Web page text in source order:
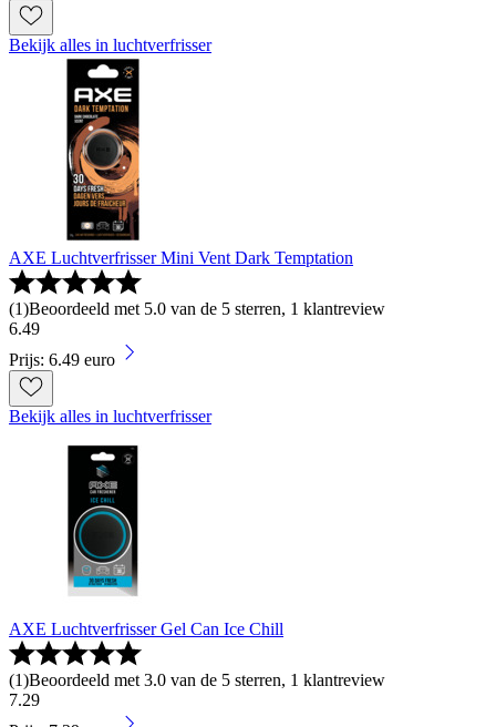
Bekijk alles in luchtverfrisser
AXE Luchtverfrisser Mini Vent Dark Temptation
(1)Beoordeeld met 5.0 van de 5 sterren, 1 klantreview
6.49
Prijs: 6.49 euro
Bekijk alles in luchtverfrisser
AXE Luchtverfrisser Gel Can Ice Chill
(1)Beoordeeld met 3.0 van de 5 sterren, 1 klantreview
7.29